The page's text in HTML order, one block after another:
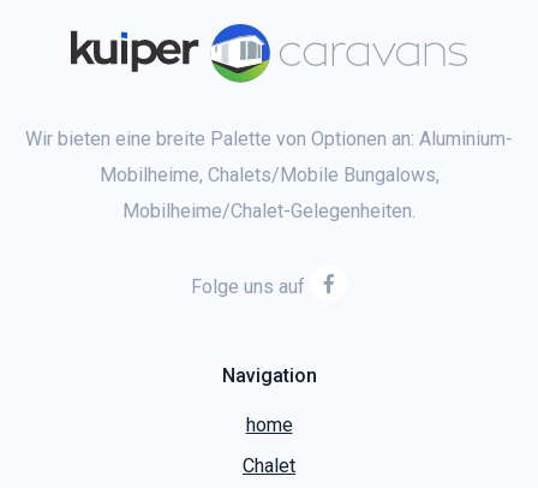
Wir bieten eine breite Palette von Optionen an: Aluminium-
Mobilheime, Chalets/Mobile Bungalows,
Mobilheime/Chalet-Gelegenheiten.
Folge uns auf
Navigation
home
Chalet